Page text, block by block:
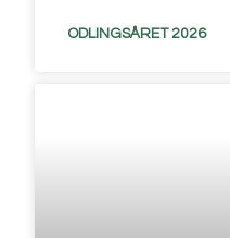
ODLINGSÅRET 2026